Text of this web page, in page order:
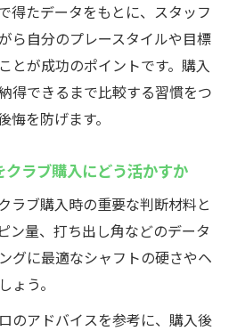
得たデータをもとに、スタッフ
ら自分のプレースタイルや目標
とが成功のポイントです。購入
得できるまで比較する習慣をつ
悔を防げます。
クラブ購入にどう活かすか
ラブ購入時の重要な判断材料と
ン量、打ち出し角などのデータ
グに最適なシャフトの硬さやヘ
ょう。
のアドバイスを参考に、購入後